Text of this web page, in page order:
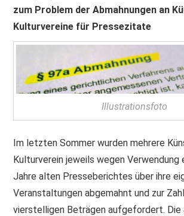
IMPRESSUM
zum Problem der Abmahnungen an
Kulturvereine für Pressezitate
Illustrationsfoto
Im letzten Sommer wurden mehrere
Kulturverein jeweils wegen Verwendung
Jahre alten Presseberichtes über ihre
Veranstaltungen abgemahnt und zur
vierstelligen Beträgen aufgefordert. Die